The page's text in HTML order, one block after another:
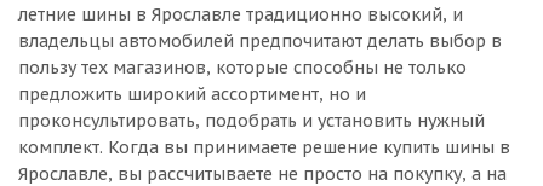
летние шины в Ярославле традиционно высокий, и
владельцы автомобилей предпочитают делать выбор в
пользу тех магазинов, которые способны не только
предложить широкий ассортимент, но и
проконсультировать, подобрать и установить нужный
комплект. Когда вы принимаете решение купить шины в
Ярославле, вы рассчитываете не просто на покупку, а на